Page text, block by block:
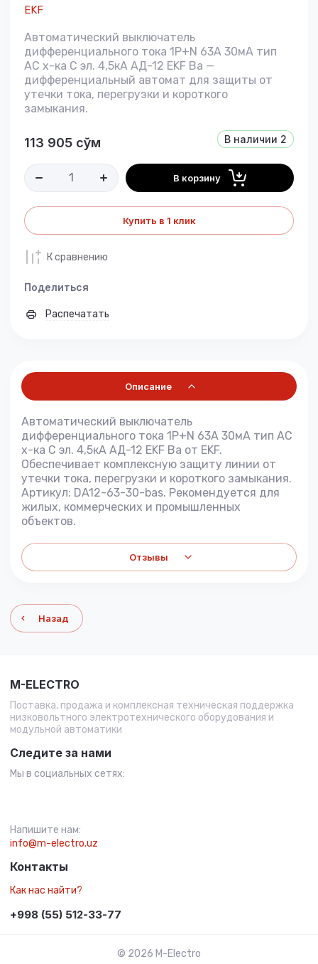
EKF
Автоматический выключатель
дифференциального тока 1P+N 63А 30мА тип
АС х-ка C эл. 4,5кА АД-12 EKF Ba —
дифференциальный автомат для защиты от
утечки тока, перегрузки и короткого
замыкания.
В наличии 2
113 905 сўм
В корзину
Купить в 1 клик
К сравнению
Поделиться
Распечатать
Описание
Автоматический выключатель
дифференциального тока 1P+N 63А 30мА тип АС
х-ка C эл. 4,5кА АД-12 EKF Ba от EKF.
Обеспечивает комплексную защиту линии от
утечки тока, перегрузки и короткого замыкания.
Артикул: DA12-63-30-bas. Рекомендуется для
жилых, коммерческих и промышленных
объектов.
Отзывы
Назад
M-ELECTRO
Поставка, продажа и комплексная техническая поддержка
низковольтного электротехнического оборудования и
модульной автоматики
Следите за нами
Мы в социальных сетях:
Напишите нам:
info@m-electro.uz
Контакты
Как нас найти?
+998 (55) 512-33-77
© 2026 M-Electro